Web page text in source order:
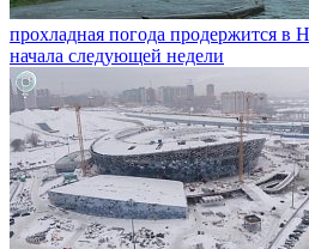
прохладная погода продержится в
начала следующей недели